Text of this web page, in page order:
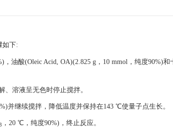
如下:
，油酸(Oleic Acid, OA)(2.825 g，10 mmol，纯度90%)和
、溶液呈无色时停止搅拌。
并继续搅拌，降低温度并保持在143 ℃使量子点生长。
，20 ℃，纯度90%)，终止反应。